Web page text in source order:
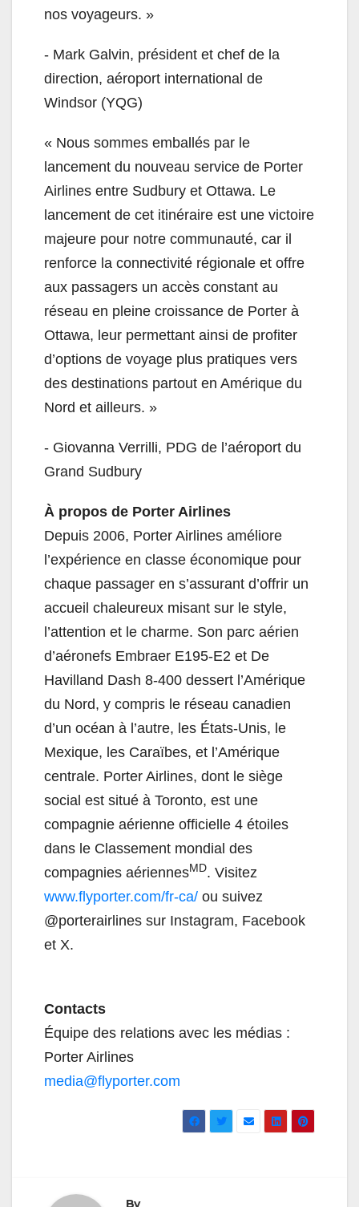
nos voyageurs. »
- Mark Galvin, président et chef de la
direction, aéroport international de
Windsor (YQG)
« Nous sommes emballés par le
lancement du nouveau service de Porter
Airlines entre Sudbury et Ottawa. Le
lancement de cet itinéraire est une victoire
majeure pour notre communauté, car il
renforce la connectivité régionale et offre
aux passagers un accès constant au
réseau en pleine croissance de Porter à
Ottawa, leur permettant ainsi de profiter
d’options de voyage plus pratiques vers
des destinations partout en Amérique du
Nord et ailleurs. »
- Giovanna Verrilli, PDG de l’aéroport du
Grand Sudbury
À propos de Porter Airlines
Depuis 2006, Porter Airlines améliore
l’expérience en classe économique pour
chaque passager en s’assurant d’offrir un
accueil chaleureux misant sur le style,
l’attention et le charme. Son parc aérien
d’aéronefs Embraer E195-E2 et De
Havilland Dash 8-400 dessert l’Amérique
du Nord, y compris le réseau canadien
d’un océan à l’autre, les États-Unis, le
Mexique, les Caraïbes, et l’Amérique
centrale. Porter Airlines, dont le siège
social est situé à Toronto, est une
compagnie aérienne officielle 4 étoiles
dans le Classement mondial des
compagnies aériennesMD. Visitez
www.flyporter.com/fr-ca/ ou suivez
@porterairlines sur Instagram, Facebook
et X.
Contacts
Équipe des relations avec les médias :
Porter Airlines
media@flyporter.com
By